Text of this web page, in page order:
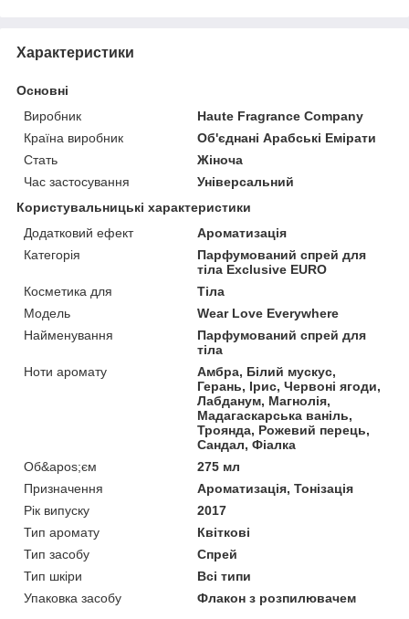
Характеристики
Основні
Виробник
Haute Fragrance Company
Країна виробник
Об'єднані Арабські Емірати
Стать
Жіноча
Час застосування
Універсальний
Користувальницькі характеристики
Додатковий ефект
Ароматизація
Категорія
Парфумований спрей для
тіла Exclusive EURO
Косметика для
Тіла
Мoдель
Wear Love Everywhere
Найменування
Парфумований спрей для
тіла
Ноти аромату
Амбра, Білий мускус,
Герань, Ірис, Червоні ягоди,
Лабданум, Магнолія,
Мадагаскарська ваніль,
Троянда, Рожевий перець,
Сандал, Фіалка
Об&apos;єм
275 мл
Призначення
Ароматизація, Тонізація
Рік випуску
2017
Тип аромату
Квіткові
Тип засобу
Спрей
Тип шкіри
Всі типи
Упаковка засобу
Флакон з розпилювачем